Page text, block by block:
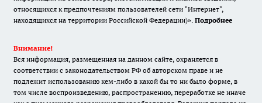
относящихся к предпочтениям пользователей сети "Интернет",
находящихся на территории Российской Федерации)». Подробнее
Внимание!
Вся информация, размещенная на данном сайте, охраняется в
соответствии с законодательством РФ об авторском праве и не
подлежит использованию кем-либо в какой бы то ни было форме, в
том числе воспроизведению, распространению, переработке не иначе